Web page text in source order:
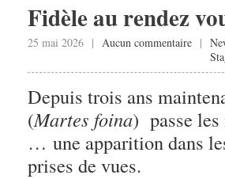
Fidèle au rendez
25 mai 2026 | Aucun commentaire |
Depuis trois ans
(Martes foina) passe les
… une apparition dans
prises de vues.